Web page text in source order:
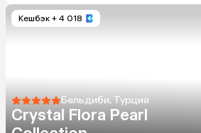
Кешбэк + 4 018
Бельдиби, Турция
Crystal Flora Pearl